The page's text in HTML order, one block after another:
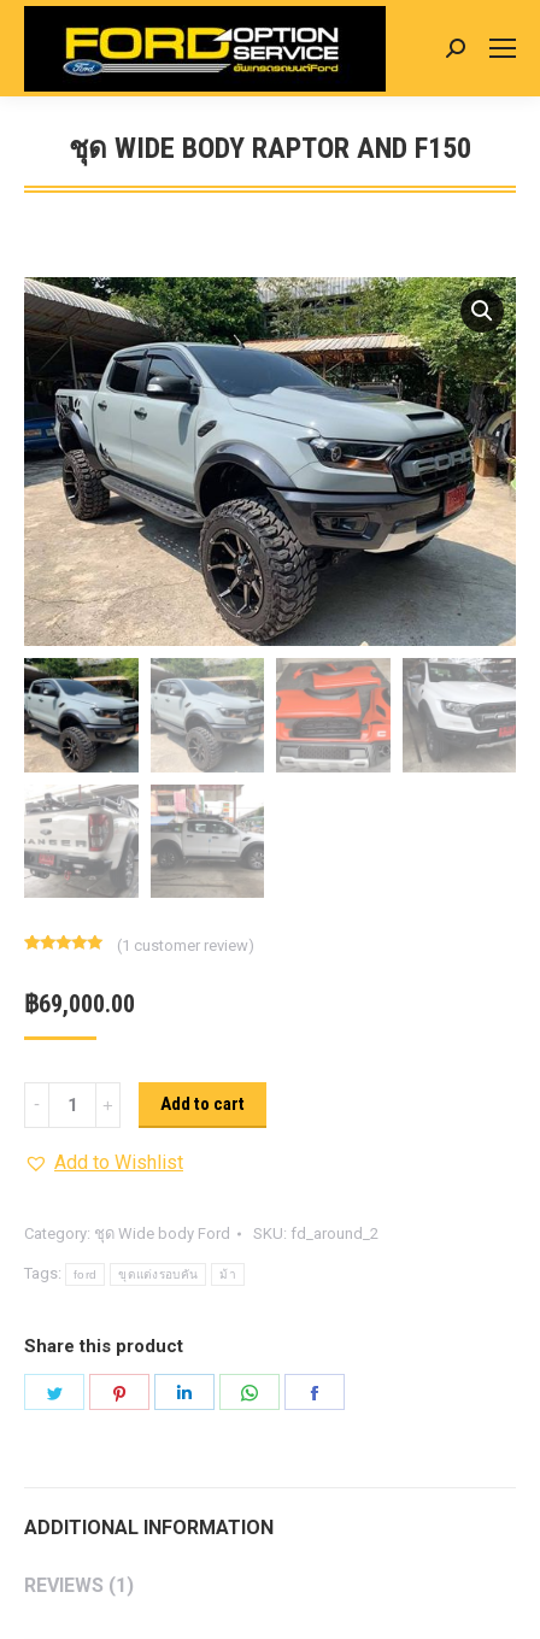
Search:
ชุด WIDE BODY RAPTOR AND F150
You are here:
฿69,000.00
based on
customer
(1 customer review)
wide
body
and
f150
Add to cart
Add to Wishlist
Category: ชุด Wide body Ford SKU: fd_around_2
Tags: ford ขุดแต่งรอบคัน ม้า
Share this product
ADDITIONAL INFORMATION
REVIEWS (1)